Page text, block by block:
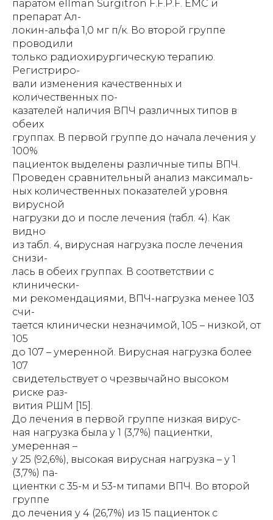
паратом ellman Surgitron F.F.P.F. EMC и
препарат Ал-
локин-альфа 1,0 мг п/к. Во второй группе
проводили
только радиохирургическую терапию.
Регистриро-
вали изменения качественных и
количественных по-
казателей наличия ВПЧ различных типов в
обеих
группах. В первой группе до начала лечения у
100%
пациенток выделены различные типы ВПЧ.
Проведен сравнительный анализ максималь-
ных количественных показателей уровня
вирусной
нагрузки до и после лечения (табл. 4). Как
видно
из табл. 4, вирусная нагрузка после лечения
снизи-
лась в обеих группах. В соответствии с
клинически-
ми рекомендациями, ВПЧ-нагрузка менее 103
счи-
тается клинически незначимой, 105 – низкой, от
105
до 107 – умеренной. Вирусная нагрузка более
107
свидетельствует о чрезвычайно высоком
риске раз-
вития РШМ [15].
До лечения в первой группе низкая вирус-
ная нагрузка была у 1 (3,7%) пациентки,
умеренная –
у 25 (92,6%), высокая вирусная нагрузка – у 1
(3,7%) па-
циентки с 35-м и 53-м типами ВПЧ. Во второй
группе
до лечения у 4 (26,7%) из 15 пациенток с